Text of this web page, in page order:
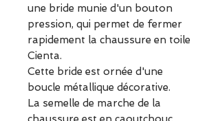
une bride munie d'un bouton
pression, qui permet de fermer
rapidement la chaussure en toile
Cienta.
Cette bride est ornée d'une
boucle métallique décorative.
La semelle de marche de la